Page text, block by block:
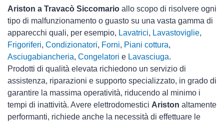
Ariston a Travacò Siccomario allo scopo di risolvere ogni
tipo di malfunzionamento o guasto su una vasta gamma di
apparecchi quali, per esempio, Lavatrici, Lavastoviglie,
Frigoriferi, Condizionatori, Forni, Piani cottura,
Asciugabiancheria, Congelatori e Lavasciuga.
Prodotti di qualità elevata richiedono un servizio di
assistenza, riparazioni e supporto specializzato, in grado di
garantire la massima operatività, riducendo al minimo i
tempi di inattività. Avere elettrodomestici Ariston altamente
performanti, richiede anche la necessità di effettuare le